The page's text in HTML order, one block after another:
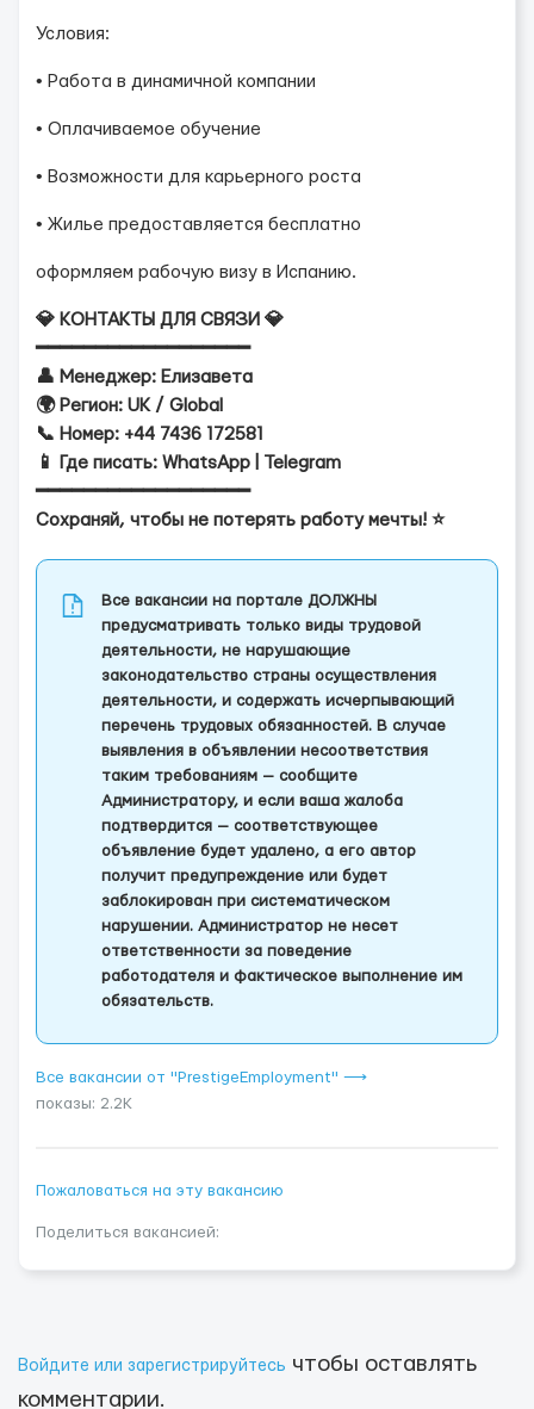
Условия:
• Работа в динамичной компании
• Оплачиваемое обучение
• Возможности для карьерного роста
• Жилье предоставляется бесплатно
оформляем рабочую визу в Испанию.
💎 КОНТАКТЫ ДЛЯ СВЯЗИ 💎
━━━━━━━━━━━━━━━━━━
👤 Менеджер: Елизавета
🌍 Регион: UK / Global
📞 Номер: +44 7436 172581
📱 Где писать: WhatsApp | Telegram
━━━━━━━━━━━━━━━━━━
Сохраняй, чтобы не потерять работу мечты! ⭐
Все вакансии на портале ДОЛЖНЫ
предусматривать только виды трудовой
деятельности, не нарушающие
законодательство страны осуществления
деятельности, и содержать исчерпывающий
перечень трудовых обязанностей. В случае
выявления в объявлении несоответствия
таким требованиям — сообщите
Администратору, и если ваша жалоба
подтвердится — соответствующее
объявление будет удалено, а его автор
получит предупреждение или будет
заблокирован при систематическом
нарушении. Администратор не несет
ответственности за поведение
работодателя и фактическое выполнение им
обязательств.
Все вакансии от "PrestigeEmployment" ⟶
показы: 2.2K
Пожаловаться на эту вакансию
Поделиться вакансией:
Войдите или зарегистрируйтесь чтобы оставлять
комментарии.